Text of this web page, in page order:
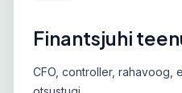
Finantsjuhi
CFO, controller, rahavoog,